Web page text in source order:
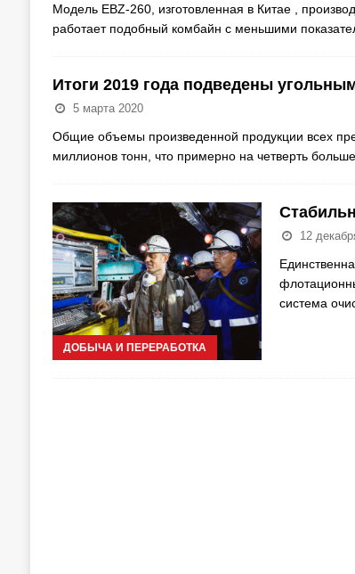
Модель EBZ-260, изготовленная в Китае ,
работает подобный комбайн с меньшими
Итоги 2019 года подведены
5 марта 2020
Общие объемы произведенной продукции всех
миллионов тонн, что примерно на четверть
ДОБЫЧА И ПЕРЕРАБОТКА
12
система